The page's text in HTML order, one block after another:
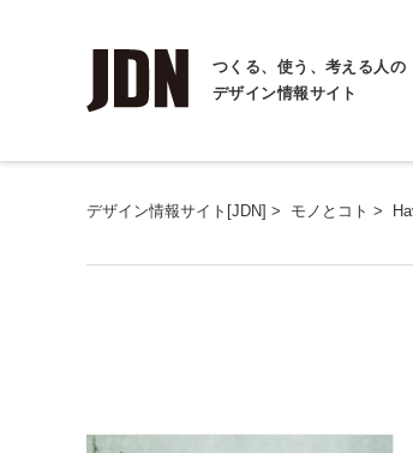
つくる、使う、考える人の
デザイン情報サイト
デザイン情報サイト[JDN] > モノとコト >